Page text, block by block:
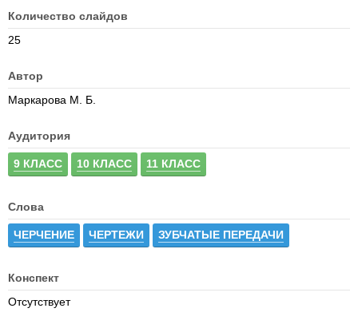
Количество слайдов
25
Автор
Маркарова М. Б.
Аудитория
9 КЛАСС 10 КЛАСС 11 КЛАСС
Слова
ЧЕРЧЕНИЕ ЧЕРТЕЖИ ЗУБЧАТЫЕ ПЕРЕДАЧИ
Конспект
Отсутствует